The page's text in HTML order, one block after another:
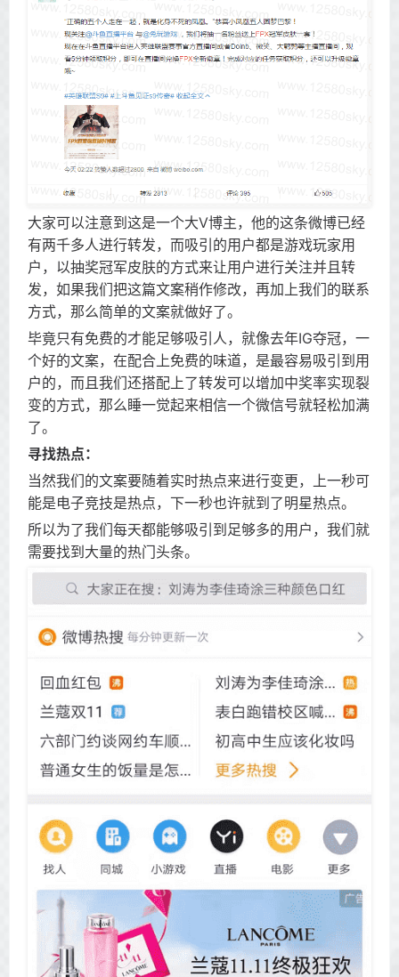
大家可以注意到这是一个大V博主，他的这条微博已经
有两千多人进行转发，而吸引的用户都是游戏玩家用
户，以抽奖冠军皮肤的方式来让用户进行关注并且转
发，如果我们把这篇文案稍作修改，再加上我们的联系
方式，那么简单的文案就做好了。
毕竟只有免费的才能足够吸引人，就像去年IG夺冠，一
个好的文案，在配合上免费的味道，是最容易吸引到用
户的，而且我们还搭配上了转发可以增加中奖率实现裂
变的方式，那么睡一觉起来相信一个微信号就轻松加满
了。
寻找热点：
当然我们的文案要随着实时热点来进行变更，上一秒可
能是电子竞技是热点，下一秒也许就到了明星热点。
所以为了我们每天都能够吸引到足够多的用户，我们就
需要找到大量的热门头条。